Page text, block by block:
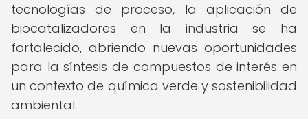
tecnologías de proceso, la aplicación de
biocatalizadores en la industria se ha
fortalecido, abriendo nuevas oportunidades
para la síntesis de compuestos de interés en
un contexto de química verde y sostenibilidad
ambiental.